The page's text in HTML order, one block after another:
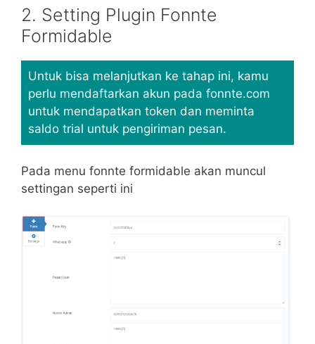
2. Setting Plugin Fonnte
Formidable
Untuk bisa melanjutkan ke tahap ini, kamu
perlu mendaftarkan akun pada fonnte.com
untuk mendapatkan token dan meminta
saldo trial untuk pengiriman pesan.
Pada menu fonnte formidable akan muncul
settingan seperti ini